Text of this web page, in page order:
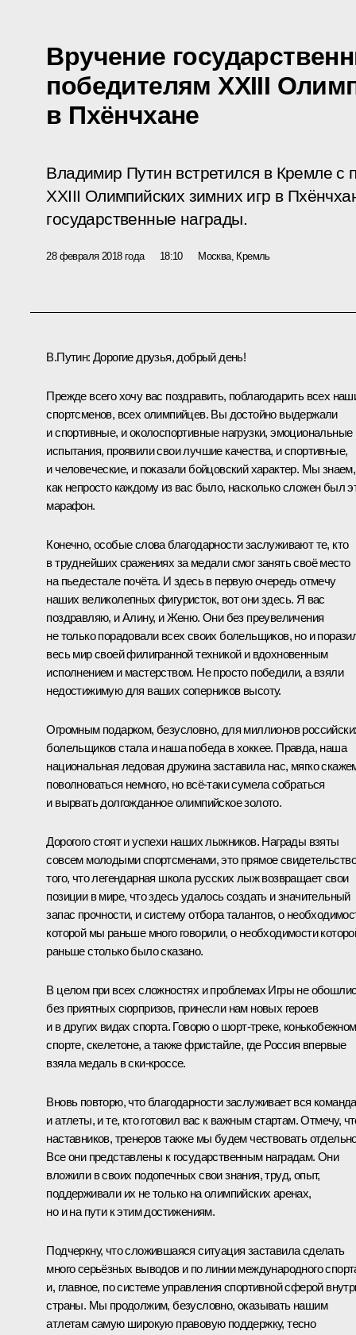
Вручение
победителям XXIII
в Пхёнчхане
Владимир Путин встретился в Кремле с
XXIII Олимпийских зимних игр в
государственные награды.
28 февраля 2018 года 18:10 Москва, Кремль
В.Путин: Дорогие друзья, добрый день!
Прежде всего хочу вас поздравить, поблагодарить всех
спортсменов, всех олимпийцев. Вы достойно выдержали
и спортивные, и околоспортивные нагрузки, эмоциональные
испытания, проявили свои лучшие качества, и спортивные,
и человеческие, и показали бойцовский характер. Мы знаем,
как непросто каждому из вас было, насколько сложен был
марафон.
Конечно, особые слова благодарности заслуживают те, кто
в труднейших сражениях за медали смог занять своё место
на пьедестале почёта. И здесь в первую очередь отмечу
наших великолепных фигуристок, вот они здесь. Я вас
поздравляю, и Алину, и Женю. Они без преувеличения
не только порадовали всех своих болельщиков, но и
весь мир своей филигранной техникой и вдохновенным
исполнением и мастерством. Не просто победили, а взяли
недостижимую для ваших соперников высоту.
Огромным подарком, безусловно, для миллионов
болельщиков стала и наша победа в хоккее. Правда, наша
национальная ледовая дружина заставила нас, мягко
поволноваться немного, но всё-таки сумела собраться
и вырвать долгожданное олимпийское золото.
Дорогого стоят и успехи наших лыжников. Награды взяты
совсем молодыми спортсменами, это прямое свидетельство
того, что легендарная школа русских лыж возвращает свои
позиции в мире, что здесь удалось создать и значительный
запас прочности, и систему отбора талантов, о
которой мы раньше много говорили, о необходимости
раньше столько было сказано.
В целом при всех сложностях и проблемах Игры не
без приятных сюрпризов, принесли нам новых героев
и в других видах спорта. Говорю о шорт-треке, конькобежном
спорте, скелетоне, а также фристайле, где Россия впервые
взяла медаль в ски-кроссе.
Вновь повторю, что благодарности заслуживает вся
и атлеты, и те, кто готовил вас к важным стартам. Отмечу,
наставников, тренеров также мы будем чествовать
Все они представлены к государственным наградам. Они
вложили в своих подопечных свои знания, труд, опыт,
поддерживали их не только на олимпийских аренах,
но и на пути к этим достижениям.
Подчеркну, что сложившаяся ситуация заставила сделать
много серьёзных выводов и по линии международного
и, главное, по системе управления спортивной сферой
страны. Мы продолжим, безусловно, оказывать нашим
атлетам самую широкую правовую поддержку, тесно